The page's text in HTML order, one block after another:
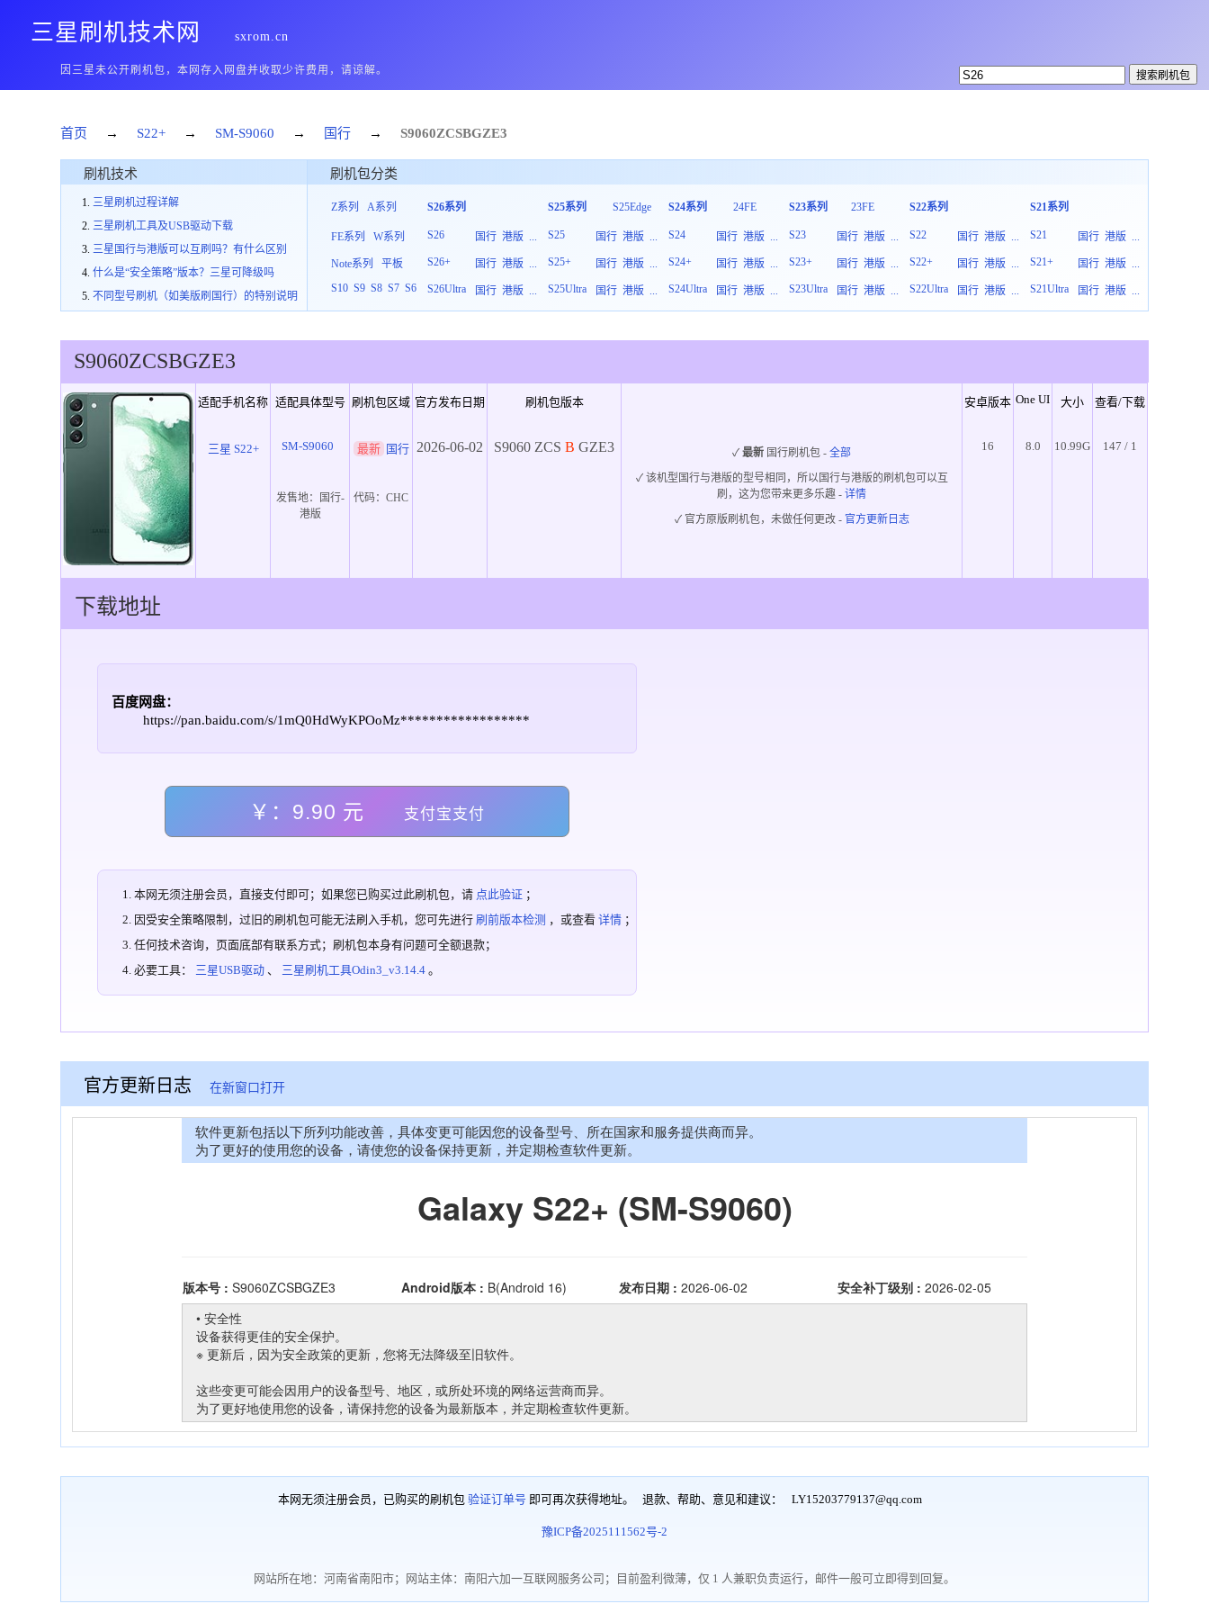
三星刷机技术网 sxrom.cn
因三星未公开刷机包，本网存入网盘并收取少许费用，请谅解。
首页 → S22+ → SM-S9060 → 国行 → S9060ZCSBGZE3
刷机技术
三星刷机过程详解
三星刷机工具及USB驱动下载
三星国行与港版可以互刷吗？有什么区别
什么是“安全策略”版本？三星可降级吗
不同型号刷机（如美版刷国行）的特别说明
刷机包分类
Z系列 A系列
FE系列 W系列
Note系列
平板
S10 S9 S8 S7 S6
S26系列
S26 国行 港版 ...
S26+
国行 港版 ...
S26Ultra
国行 港版 ...
S25系列 S25Edge
S25 国行 港版 ...
S25+
国行 港版 ...
S25Ultra
国行 港版 ...
S24系列 24FE
S24 国行 港版 ...
S24+
国行 港版 ...
S24Ultra
国行 港版 ...
S23系列 23FE
S23 国行 港版 ...
S23+
国行 港版 ...
S23Ultra
国行 港版 ...
S22系列
S22 国行 港版 ...
S22+
国行 港版 ...
S22Ultra
国行 港版 ...
S21系列
S21 国行 港版 ...
S21+
国行 港版 ...
S21Ultra
国行 港版 ...
S9060ZCSBGZE3
适配手机名称 适配具体型号 刷机包区域 官方发布日期 刷机包版本 安卓版本 One UI 大小 查看/下载
三星 S22+ SM-S9060 最新 国行 2026-06-02 S9060 ZCS B GZE3 ✓最新 国行刷机包 -全部
✓ 该机型国行与港版的型号相同，所以国行与港版的刷机包可以互
刷，这为您带来更多乐趣 -详情
✓ 官方原版刷机包，未做任何更改 - 官方更新日志
16 8.0 10.99G 147 / 1
发售地：
国行-
港版
代码：CHC
下载地址
百度网盘：
https://pan.baidu.com/s/1mQ0HdWyKPOoMz******************
￥：9.90 元 支付宝支付
本网无须注册会员，直接支付即可；如果您已购买过此刷机包，请 点此验证 ；
因受安全策略限制，过旧的刷机包可能无法刷入手机，您可先进行 刷前版本检测 ，或查看详情 ；
任何技术咨询，页面底部有联系方式；刷机包本身有问题可全额退款；
必要工具： 三星USB驱动 、 三星刷机工具Odin3_v3.14.4 。
官方更新日志在新窗口打开
本网无须注册会员，已购买的刷机包 验证订单号 即可再次获得地址。 退款、帮助、意见和建议： LY15203779137@qq.com
豫ICP备2025111562号-2
网站所在地：河南省南阳市；网站主体：南阳六加一互联网服务公司；目前盈利微薄，仅 1 人兼职负责运行，邮件一般可立即得到回复。